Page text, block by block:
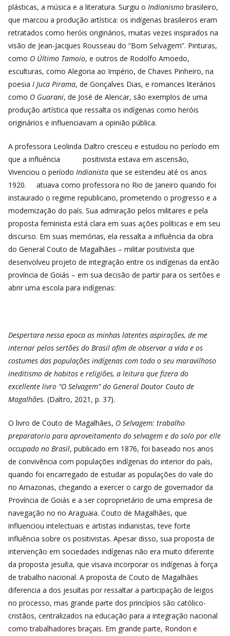
plásticas, a música e a literatura. Surgiu o Indianismo brasileiro,
que marcou a produção artística: os indígenas brasileiros eram
retratados como heróis originários, muitas vezes inspirados na
visão de Jean-Jacques Rousseau do “Bom Selvagem”. Pinturas,
como O Último Tamoio, e outros de Rodolfo Amoedo,
esculturas, como Alegoria ao Império, de Chaves Pinheiro, na
poesia I Juca Pirama, de Gonçalves Dias, e romances literários
como O Guarani, de José de Alencar, são exemplos de uma
produção artística que ressalta os indígenas como heróis
originários e influenciavam a opinião pública.
A professora Leolinda Daltro cresceu e estudou no período em
que a influência positivista estava em ascensão,
Vivenciou o período Indianista que se estendeu até os anos
1920. atuava como professora no Rio de Janeiro quando foi
instaurado o regime republicano, prometendo o progresso e a
modernização do país. Sua admiração pelos militares e pela
proposta feminista está clara em suas ações políticas e em seu
discurso. Em suas memórias, ela ressalta a influência da obra
do General Couto de Magalhães – militar positivista que
desenvolveu projeto de integração entre os indígenas da então
província de Goiás – em sua decisão de partir para os sertões e
abrir uma escola para indígenas:
Despertara nessa epoca as minhas latentes aspirações, de me
internar pelos sertões do Brasil afim de observar a vida e os
costumes das populações indígenas com todo o seu maravilhoso
ineditismo de habitos e religiões, a leitura que fizera do
excellente livro “O Selvagem” do General Doutor Couto de
Magalhães. (Daltro, 2021, p. 37).
O livro de Couto de Magalhães, O Selvagem: trabalho
preparatorio para aproveitamento do selvagem e do solo por elle
occupado no Brasil, publicado em 1876, foi baseado nos anos
de convivência com populações indígenas do interior do país,
quando foi encarregado de estudar as populações do vale do
rio Amazonas, chegando a exercer o cargo de governador da
Província de Goiás e a ser coproprietário de uma empresa de
navegação no rio Araguaia. Couto de Magalhães, que
influenciou intelectuais e artistas indianistas, teve forte
influência sobre os positivistas. Apesar disso, sua proposta de
intervenção em sociedades indígenas não era muito diferente
da proposta jesuíta, que visava incorporar os indígenas à força
de trabalho nacional. A proposta de Couto de Magalhães
diferencia a dos jesuítas por ressaltar a participação de leigos
no processo, mas grande parte dos princípios são católico-
cristãos, centralizados na educação para a integração nacional
como trabalhadores braçais. Em grande parte, Rondon e